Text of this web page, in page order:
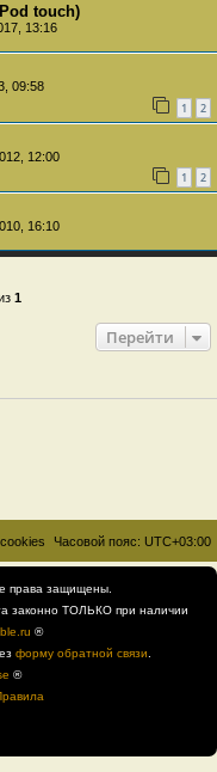
touch)
13:16
09:58
1 2
12:00
1 2
16:10
1
Перейти
Часовой пояс: UTC+03:00
права защищены.
законно ТОЛЬКО при наличии
®
форму обратной связи
®